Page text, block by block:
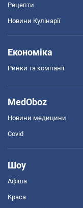
Рецепти
Новини Кулінарії
Економіка
Ринки та компанії
MedOboz
Новини медицини
Covid
Шоу
Афіша
Краса